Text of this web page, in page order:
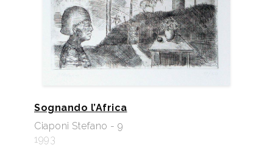
Sognando l’Africa
Ciaponi Stefano - 9
1993